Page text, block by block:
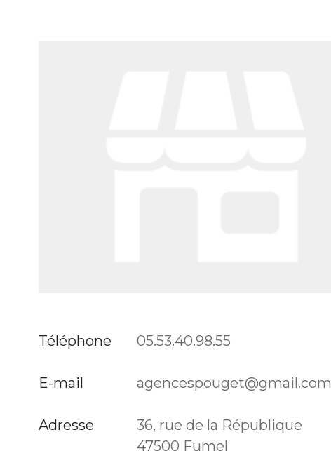
Téléphone 05.53.40.98.55
E-mail agencespouget@gmail.com
Adresse
36, rue de la République
47500 Fumel